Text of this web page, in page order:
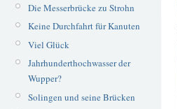
Die Messerbrücke zu Strohn
Keine Durchfahrt für Kanuten
Viel Glück
Jahrhunderthochwasser der
Wupper?
Solingen und seine Brücken